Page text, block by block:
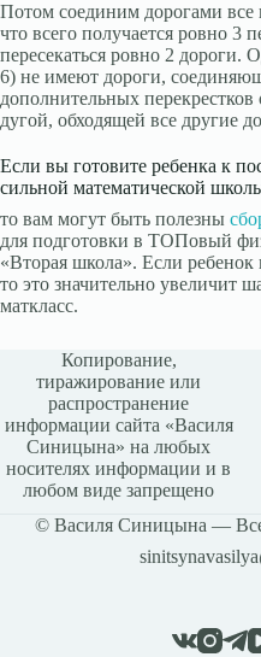
Потом соединим дорогами все
что всего получается ровно 3
пересекаться ровно 2 дороги.
6) не имеют дороги,
дополнительных
дугой, обходящей все другие
Если вы готовите ребенка к
сильной математической
то вам могут быть полезны
для подготовки в ТОПовый
«Вторая школа». Если ребенок
то это значительно увеличит
маткласс.
Копирование,
тиражирование или
распространение
информации сайта «Василя
Синицына» на любых
носителях информации и в
любом виде запрещено
© Василя Синицына —